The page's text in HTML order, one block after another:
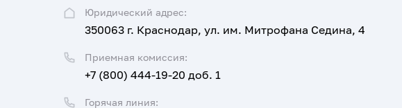
Юридический адрес:
350063 г. Краснодар, ул. им. Митрофана Седина, 4
Приемная комиссия:
+7 (800) 444-19-20 доб. 1
Горячая линия: